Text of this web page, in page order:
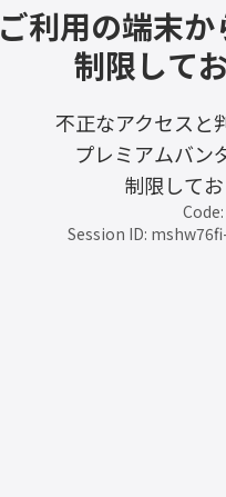
ご利用の端末
制限して
不正なアクセスと
プレミアムバン
制限してお
Session ID: